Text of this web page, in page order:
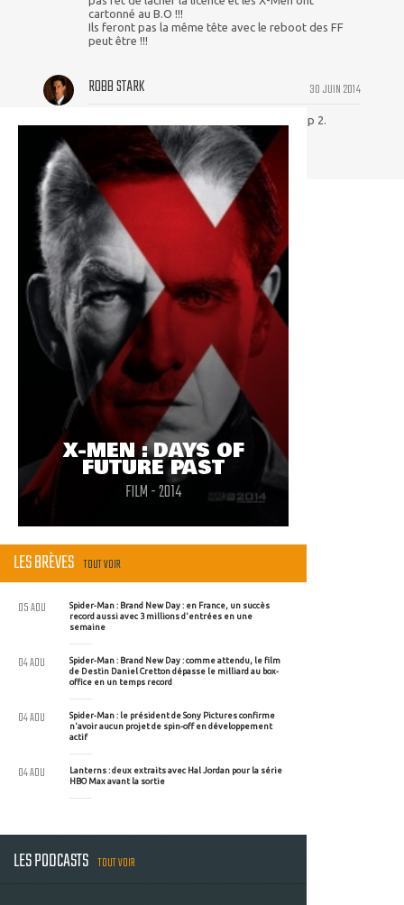
cartonné au B.O !!!
Ils feront pas la même tête avec le reboot des FF
peut être !!!
30 JUIN 2014
ROBB STARK
Mérité je trouve, même si j'ai bien aimé Cap 2.
X-MEN : DAYS OF
FUTURE PAST
FILM - 2014
LES BRÈVES TOUT VOIR
Spider-Man : Brand New Day : en France, un succès
record aussi avec 3 millions d'entrées en une
semaine
05 AOU
Spider-Man : Brand New Day : comme attendu, le film
de Destin Daniel Cretton dépasse le milliard au box-
office en un temps record
04 AOU
Spider-Man : le président de Sony Pictures confirme
n'avoir aucun projet de spin-off en développement
actif
04 AOU
Lanterns : deux extraits avec Hal Jordan pour la série
HBO Max avant la sortie
04 AOU
LES PODCASTS TOUT VOIR